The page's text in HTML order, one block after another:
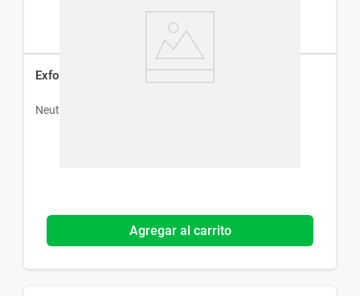
Exfoliante Neutrogena Acne Proofing x 100 g
Neutrogena
Agregar al carrito